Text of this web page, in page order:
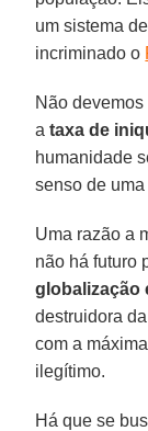
um sistema
incriminado o
Não
ataxa de
humanidade
senso de
Uma razão a
não há futuro
globalização
destruidora
com a
ilegítimo.
Há que se